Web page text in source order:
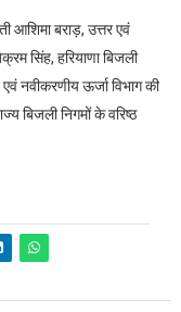
आशिमा बराड़, उत्तर एवं
सिंह, हरियाणा बिजली
नवीकरणीय ऊर्जा विभाग की
बिजली निगमों के वरिष्ठ